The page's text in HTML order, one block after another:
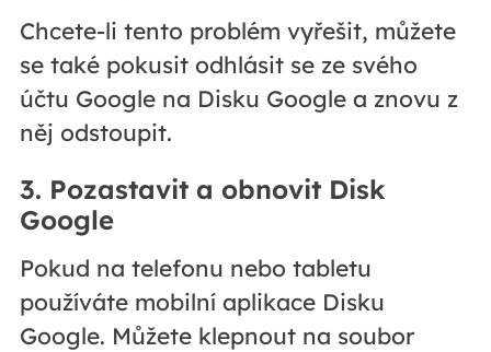
Chcete-li tento problém vyřešit, můžete
se také pokusit odhlásit se ze svého
účtu Google na Disku Google a znovu z
něj odstoupit.
3. Pozastavit a obnovit Disk
Google
Pokud na telefonu nebo tabletu
používáte mobilní aplikace Disku
Google. Můžete klepnout na soubor